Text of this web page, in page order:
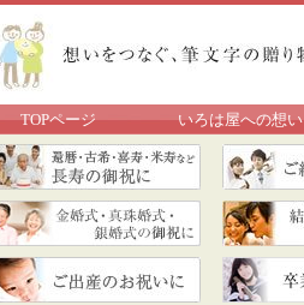
TOPページ いろは屋への想い